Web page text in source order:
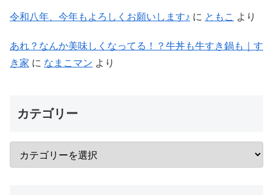
令和八年、今年もよろしくお願いします♪ に ともこ より
あれ？なんか美味しくなってる！？牛丼も牛すき鍋も｜す
き家 に なまこマン より
カテゴリー